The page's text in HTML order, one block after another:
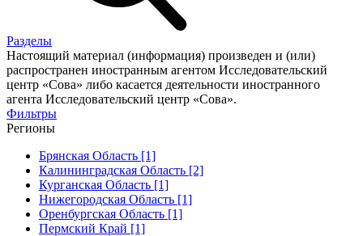
Разделы
Настоящий материал (информация) произведен и (или)
распространен иностранным агентом Исследовательский
центр «Сова» либо касается деятельности иностранного
агента Исследовательский центр «Сова».
Фильтры
Регионы
Брянская Область [1]
Калининградская Область [2]
Курганская Область [1]
Нижегородская Область [1]
Оренбургская Область [1]
Пермский Край [1]